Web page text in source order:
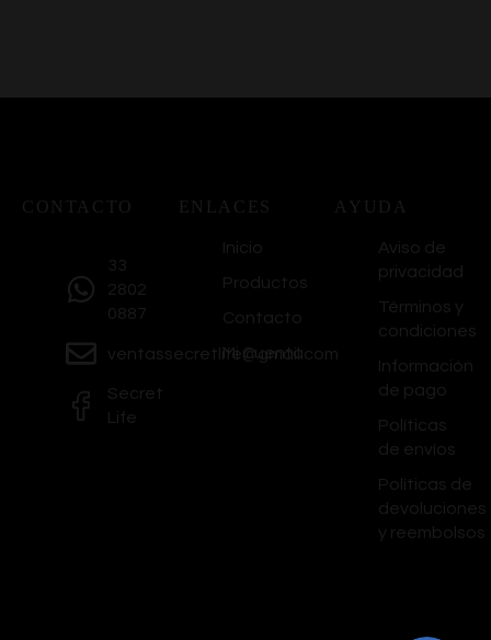
CONTACTO
33
2802
0887
ventassecretlife@gmail.com
Secret
Life
ENLACES
Inicio
Productos
Contacto
Mi Cuenta
AYUDA
Aviso de
privacidad
Términos y
condiciones
Información
de pago
Políticas
de envíos
Políticas de
devoluciones
y reembolsos